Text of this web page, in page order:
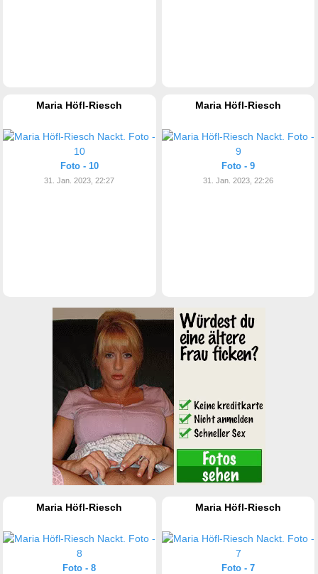
Maria Höfl-Riesch
Foto - 10
31. Jan. 2023, 22:27
Maria Höfl-Riesch
Foto - 9
31. Jan. 2023, 22:26
Maria Höfl-Riesch
Foto - 8
Maria Höfl-Riesch
Foto - 7